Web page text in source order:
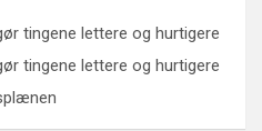
tingene lettere og hurtigere
tingene lettere og hurtigere